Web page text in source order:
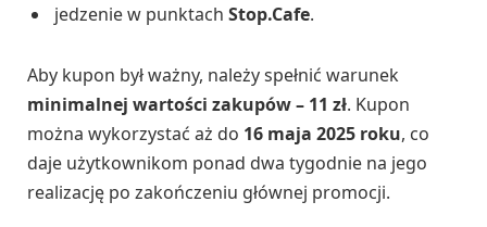
jedzenie w punktach Stop.Cafe.
Aby kupon był ważny, należy spełnić warunek
minimalnej wartości zakupów – 11 zł. Kupon
można wykorzystać aż do 16 maja 2025 roku, co
daje użytkownikom ponad dwa tygodnie na jego
realizację po zakończeniu głównej promocji.